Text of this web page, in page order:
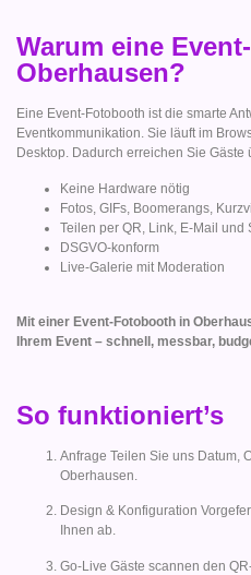
Warum eine
Oberhausen?
Eine Event-Fotobooth ist die smarte
Eventkommunikation. Sie läuft im
Desktop. Dadurch erreichen Sie Gäste
Keine Hardware nötig
Fotos, GIFs, Boomerangs,
Teilen per QR, Link, E-Mail und
DSGVO-konform
Live-Galerie mit Moderation
Mit einer Event-Fotobooth in
Ihrem Event – schnell, messbar,
So funktioniert’s
Anfrage Teilen Sie uns Datum,
Oberhausen.
Design & Konfiguration
Ihnen ab.
Go-Live Gäste scannen den